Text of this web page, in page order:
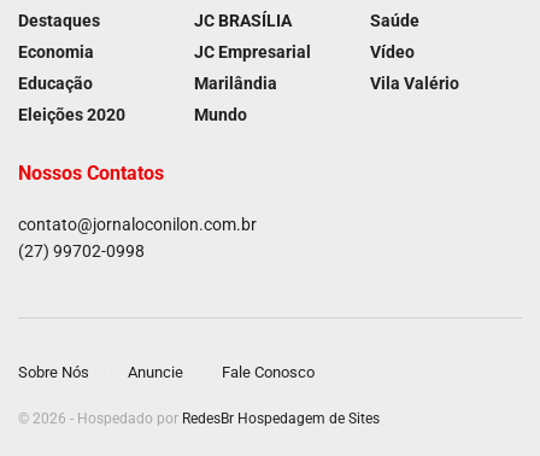
Destaques
Economia
Educação
Eleições 2020
JC BRASÍLIA
JC Empresarial
Marilândia
Mundo
Saúde
Vídeo
Vila Valério
Nossos Contatos
contato@jornaloconilon.com.br
(27) 99702-0998
Sobre Nós Anuncie Fale Conosco
© 2026 - Hospedado por RedesBr Hospedagem de Sites